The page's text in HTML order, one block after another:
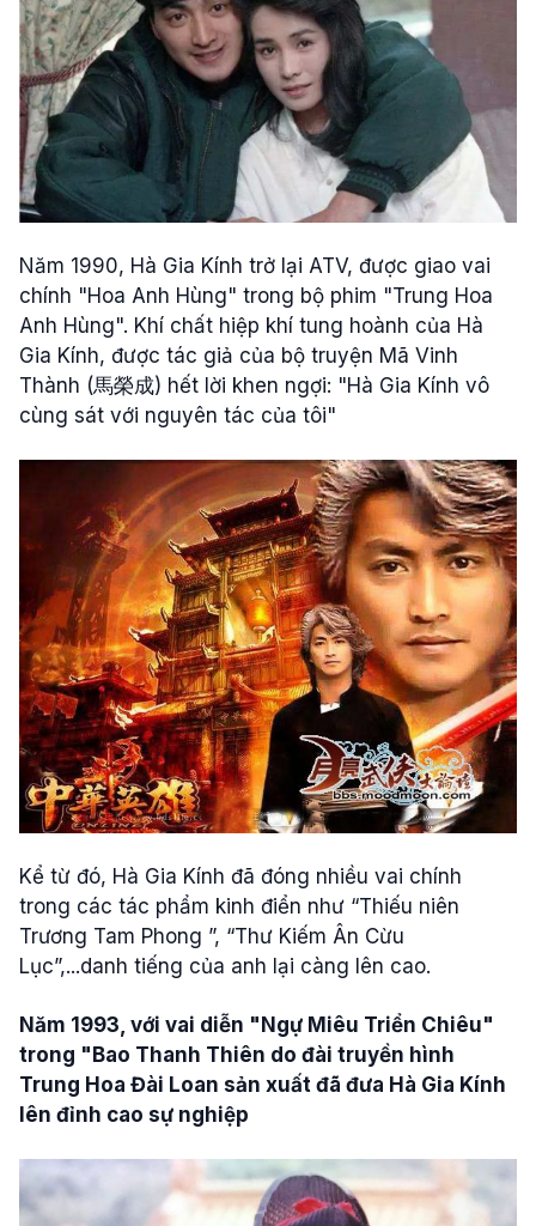
Năm 1990, Hà Gia Kính trở lại ATV, được giao vai
chính "Hoa Anh Hùng" trong bộ phim "Trung Hoa
Anh Hùng". Khí chất hiệp khí tung hoành của Hà
Gia Kính, được tác giả của bộ truyện Mã Vinh
Thành (馬榮成) hết lời khen ngợi: "Hà Gia Kính vô
cùng sát với nguyên tác của tôi"
Kể từ đó, Hà Gia Kính đã đóng nhiều vai chính
trong các tác phẩm kinh điển như “Thiếu niên
Trương Tam Phong ”, “Thư Kiếm Ân Cừu
Lục”,...danh tiếng của anh lại càng lên cao.
Năm 1993, với vai diễn "Ngự Miêu Triển Chiêu"
trong "Bao Thanh Thiên do đài truyền hình
Trung Hoa Đài Loan sản xuất đã đưa Hà Gia Kính
lên đỉnh cao sự nghiệp